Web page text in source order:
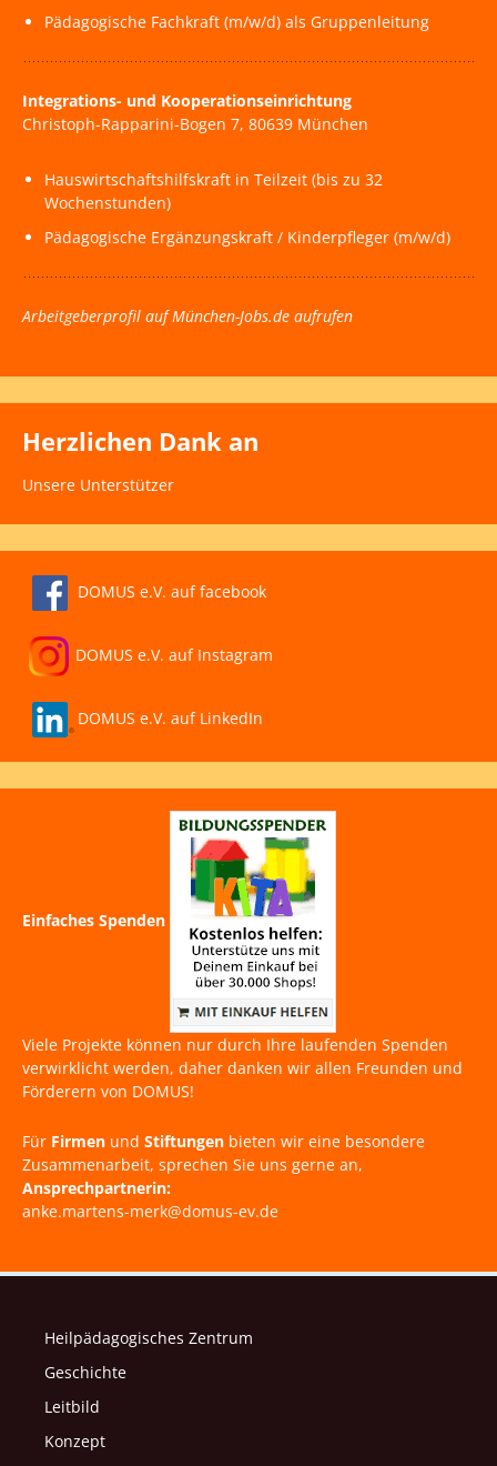
Pädagogische Fachkraft (m/w/d) als Gruppenleitung
Integrations- und Kooperationseinrichtung
Christoph-Rapparini-Bogen 7, 80639 München
Hauswirtschaftshilfskraft in Teilzeit (bis zu 32
Wochenstunden)
Pädagogische Ergänzungskraft / Kinderpfleger (m/w/d)
Arbeitgeberprofil auf München-Jobs.de aufrufen
Herzlichen Dank an
Unsere Unterstützer
DOMUS e.V. auf facebook
DOMUS e.V. auf Instagram
DOMUS e.V. auf LinkedIn
Einfaches Spenden
Viele Projekte können nur durch Ihre laufenden Spenden
verwirklicht werden, daher danken wir allen Freunden und
Förderern von DOMUS!
Für Firmen und Stiftungen bieten wir eine besondere
Zusammenarbeit, sprechen Sie uns gerne an,
Ansprechpartnerin:
anke.martens-merk@domus-ev.de
Heilpädagogisches Zentrum
Geschichte
Leitbild
Konzept